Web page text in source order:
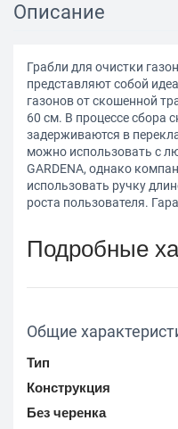
Описание
Грабли для очистки
представляют собой
газонов от скошенной
60 см. В процессе сбора
задерживаются в
можно использовать с
GARDENA, однако
использовать ручку
роста пользователя.
Подробные
Общие
Тип
Конструкция
Без черенка